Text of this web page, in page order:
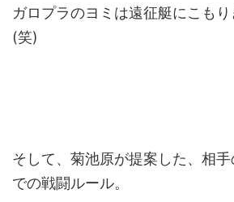
ガロプラのヨミは遠征艇にこも
(笑)
そして、菊池原が提案した、相
での戦闘ルール。